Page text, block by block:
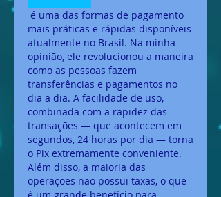
mais práticas e rápidas disponíveis
atualmente no Brasil. Na minha
opinião, ele revolucionou a maneira
como as pessoas fazem
transferências e pagamentos no
dia a dia. A facilidade de uso,
combinada com a rapidez das
transações — que acontecem em
segundos, 24 horas por dia — torna
o Pix extremamente conveniente.
Além disso, a maioria das
operações não possui taxas, o que